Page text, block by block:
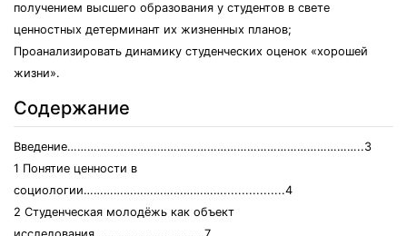
получением высшего образования у студентов в свете
ценностных детерминант их жизненных планов;
Проанализировать динамику студенческих оценок «хорошей
жизни».
Содержание
Введение……………………………………………………………………………..3
1 Понятие ценности в
социологии…………………………………….................4
2 Студенческая молодёжь как объект